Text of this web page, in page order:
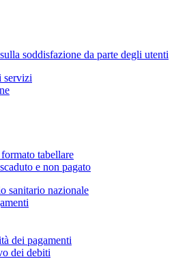
soddisfazione da parte degli utenti
servizi
tabellare
e non pagato
sanitario nazionale
dei pagamenti
dei debiti